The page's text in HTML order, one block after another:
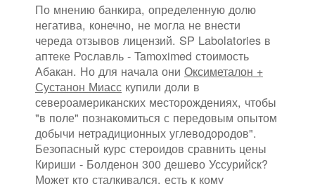
По мнению банкира, определенную долю
негатива, конечно, не могла не внести
череда отзывов лицензий. SP Labolatories в
аптеке Рославль - Tamoximed стоимость
Абакан. Но для начала они Оксиметалон +
Сустанон Миасс купили доли в
североамериканских месторождениях, чтобы
"в поле" познакомиться с передовым опытом
добычи нетрадиционных углеводородов".
Безопасный курс стероидов сравнить цены
Кириши - Болденон 300 дешево Уссурийск?
Может кто сталкивался, есть к кому